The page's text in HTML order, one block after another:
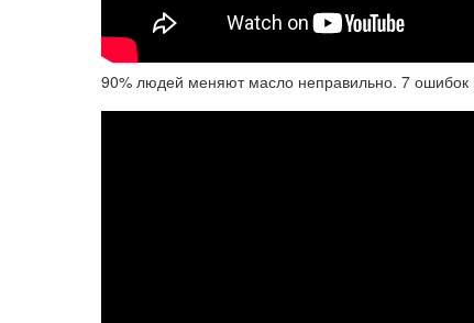
90% людей меняют масло неправильно. 7 ошибок